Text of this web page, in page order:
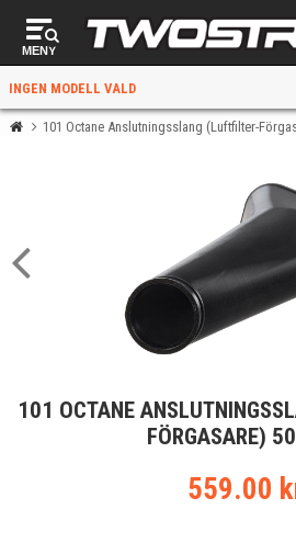
MENY
INGEN MODELL VALD
FÖR
När du valt kommer butiken visa
och universella
101 Octane Anslutningsslang (Luftfilter-
101 OCTANE
FÖRGASARE)
559.00